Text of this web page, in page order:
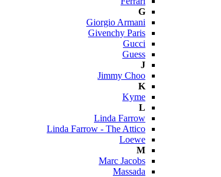
G
Giorgio Armani
Givenchy Paris
Gucci
Guess
J
Jimmy Choo
K
Kyme
L
Linda Farrow
Linda Farrow - The Attico
Loewe
M
Marc Jacobs
Massada